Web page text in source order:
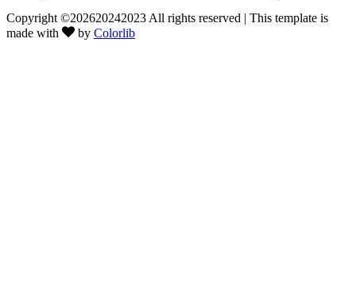
Copyright ©202620242023 All rights reserved | This template is
made with
by Colorlib